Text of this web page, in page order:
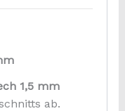
1,5 mm
ab.